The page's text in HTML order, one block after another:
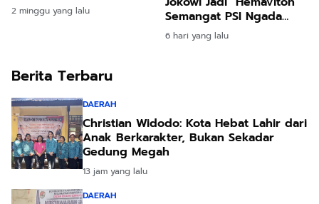
Terlayani, Krisis Air Baku
Jadi Tantangan Utama
2 minggu yang lalu
Semangat PSI Ngada
Hadapi Pemilu 2029
6 hari yang lalu
Berita Terbaru
DAERAH
Christian Widodo: Kota Hebat Lahir dari
Anak Berkarakter, Bukan Sekadar
Gedung Megah
13 jam yang lalu
DAERAH